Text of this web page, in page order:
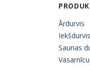
Ārdurvis
Iekšdurvis
Saunas